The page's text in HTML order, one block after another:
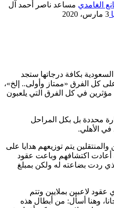
مساعد ناصر أحمد آل
3 مارس، 2020
بكافة درجاتها ستجد
كل الفرق «ممتاز وأولى.. إلخ»،
في كل الفرق التي يلعبون
محددة بل بكل المراحل
في الأهلي.
يتم توزيعهم هدايا على
أعادت اكتشافهم وباعت عقود
ردت بضاعته له ولكن بمبلغ
عقود لاعبين بملايين وتتم
وهنا أسأل: من أبطال هذه